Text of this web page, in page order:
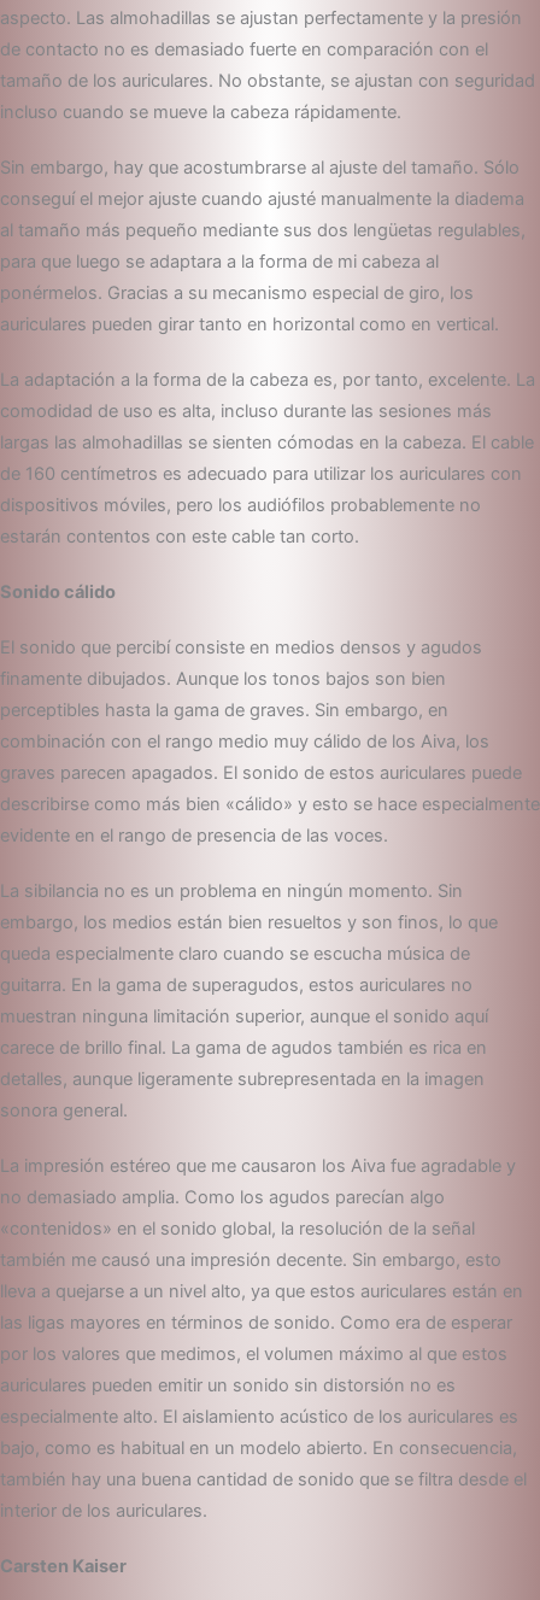
aspecto. Las almohadillas se ajustan perfectamente y la presión
de contacto no es demasiado fuerte en comparación con el
tamaño de los auriculares. No obstante, se ajustan con seguridad
incluso cuando se mueve la cabeza rápidamente.
Sin embargo, hay que acostumbrarse al ajuste del tamaño. Sólo
conseguí el mejor ajuste cuando ajusté manualmente la diadema
al tamaño más pequeño mediante sus dos lengüetas regulables,
para que luego se adaptara a la forma de mi cabeza al
ponérmelos. Gracias a su mecanismo especial de giro, los
auriculares pueden girar tanto en horizontal como en vertical.
La adaptación a la forma de la cabeza es, por tanto, excelente. La
comodidad de uso es alta, incluso durante las sesiones más
largas las almohadillas se sienten cómodas en la cabeza. El cable
de 160 centímetros es adecuado para utilizar los auriculares con
dispositivos móviles, pero los audiófilos probablemente no
estarán contentos con este cable tan corto.
Sonido cálido
El sonido que percibí consiste en medios densos y agudos
finamente dibujados. Aunque los tonos bajos son bien
perceptibles hasta la gama de graves. Sin embargo, en
combinación con el rango medio muy cálido de los Aiva, los
graves parecen apagados. El sonido de estos auriculares puede
describirse como más bien «cálido» y esto se hace especialmente
evidente en el rango de presencia de las voces.
La sibilancia no es un problema en ningún momento. Sin
embargo, los medios están bien resueltos y son finos, lo que
queda especialmente claro cuando se escucha música de
guitarra. En la gama de superagudos, estos auriculares no
muestran ninguna limitación superior, aunque el sonido aquí
carece de brillo final. La gama de agudos también es rica en
detalles, aunque ligeramente subrepresentada en la imagen
sonora general.
La impresión estéreo que me causaron los Aiva fue agradable y
no demasiado amplia. Como los agudos parecían algo
«contenidos» en el sonido global, la resolución de la señal
también me causó una impresión decente. Sin embargo, esto
lleva a quejarse a un nivel alto, ya que estos auriculares están en
las ligas mayores en términos de sonido. Como era de esperar
por los valores que medimos, el volumen máximo al que estos
auriculares pueden emitir un sonido sin distorsión no es
especialmente alto. El aislamiento acústico de los auriculares es
bajo, como es habitual en un modelo abierto. En consecuencia,
también hay una buena cantidad de sonido que se filtra desde el
interior de los auriculares.
Carsten Kaiser